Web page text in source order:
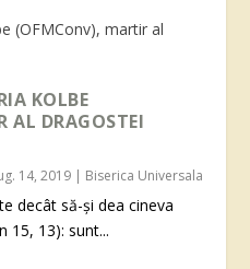
KOLBE
AL DRAGOSTEI
14, 2019 | Biserica Universala
decât să-şi dea cineva
15, 13): sunt...